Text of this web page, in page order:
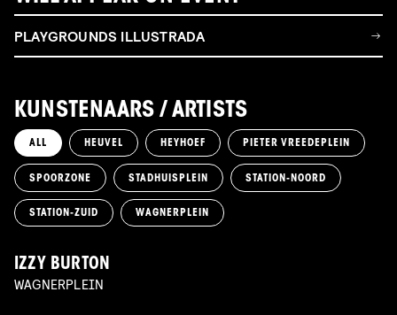
PLAYGROUNDS ILLUSTRADA
KUNSTENAARS / ARTISTS
ALL HEUVEL HEYHOEF PIETER VREEDEPLEIN
SPOORZONE STADHUISPLEIN STATION-NOORD
STATION-ZUID WAGNERPLEIN
IZZY BURTON
WAGNERPLEIN